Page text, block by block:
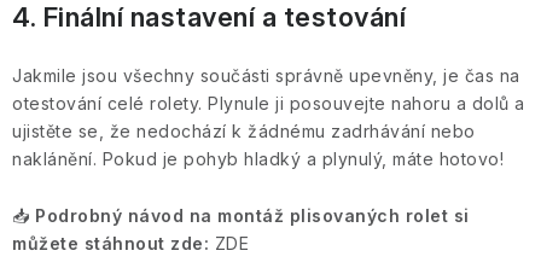
4. Finální nastavení a testování
Jakmile jsou všechny součásti správně upevněny, je čas na
otestování celé rolety. Plynule ji posouvejte nahoru a dolů a
ujistěte se, že nedochází k žádnému zadrhávání nebo
naklánění. Pokud je pohyb hladký a plynulý, máte hotovo!
📥 Podrobný návod na montáž plisovaných rolet si
můžete stáhnout zde: ZDE